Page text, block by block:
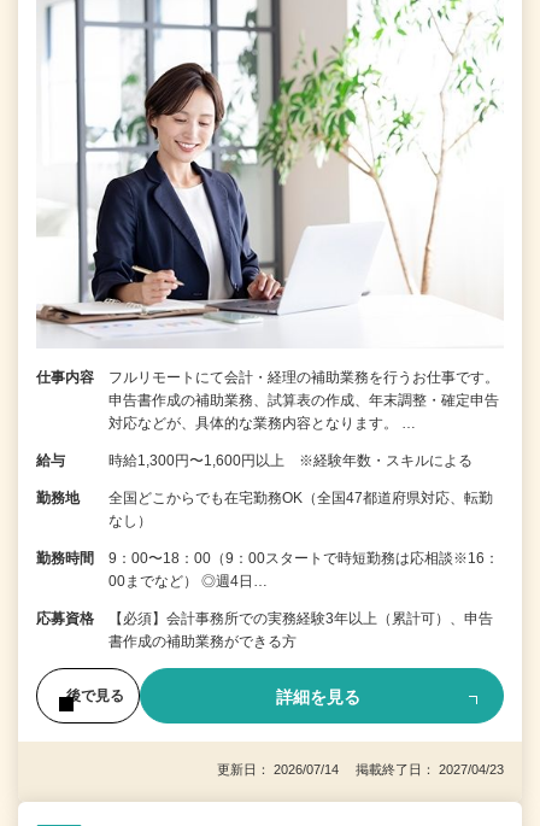
仕事内容
フルリモートにて会計・経理の補助業務を行うお仕事です。
申告書作成の補助業務、試算表の作成、年末調整・確定申告
対応などが、具体的な業務内容となります。 …
給与 時給1,300円〜1,600円以上 ※経験年数・スキルによる
勤務地
全国どこからでも在宅勤務OK（全国47都道府県対応、転勤
なし）
勤務時間
9：00〜18：00（9：00スタートで時短勤務は応相談※16：
00までなど） ◎週4日…
応募資格
【必須】会計事務所での実務経験3年以上（累計可）、申告
書作成の補助業務ができる方
後で見る 詳細を見る
更新日： 2026/07/14 掲載終了日： 2027/04/23